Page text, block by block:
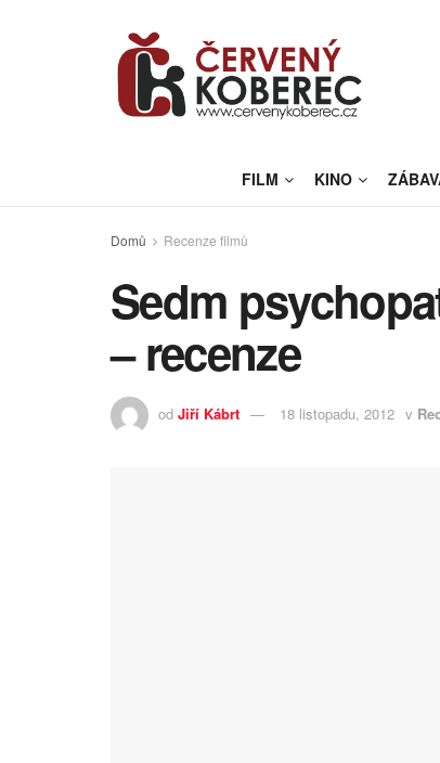
FILM KINO
Domů Recenze filmů
Sedm
– recenze
od Jiří Kábrt 18 listopadu, 2012 v